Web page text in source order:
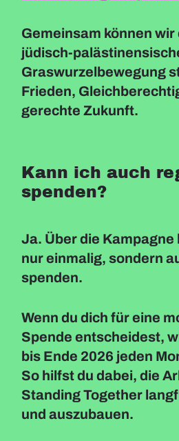
Gemeinsam können
jüdisch-
Graswurzelbewegung
Frieden,
gerechte Zukunft.
Kann ich auch
spenden?
Ja. Über die
nur einmalig, sondern
spenden.
Wenn du dich für eine
Spende entscheidest,
bis Ende 2026 jeden
So hilfst du dabei, die
Standing Together
und auszubauen.